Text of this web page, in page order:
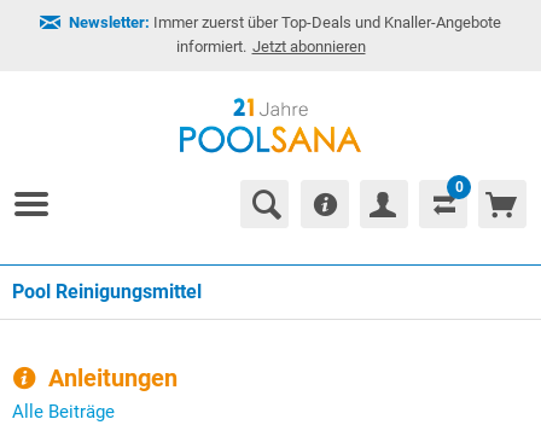
Newsletter: Immer zuerst über Top-Deals und Knaller-Angebote
informiert. Jetzt abonnieren
0
Pool Reinigungsmittel
Anleitungen
Alle Beiträge